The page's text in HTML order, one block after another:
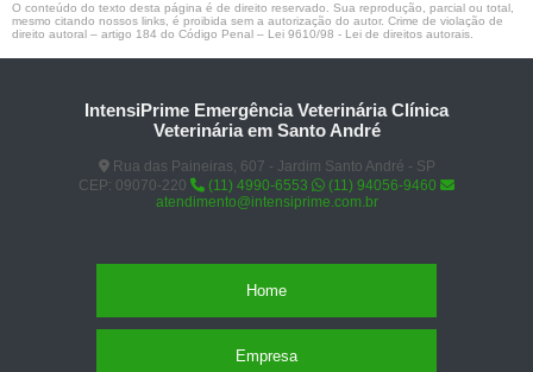
O conteúdo do texto desta página é de direito reservado. Sua reprodução, parcial ou total,
mesmo citando nossos links, é proibida sem a autorização do autor. Crime de violação de
direito autoral – artigo 184 do Código Penal – Lei 9610/98 - Lei de direitos autorais
IntensiPrime Emergência Veterinária Clínica
Veterinária em Santo André
Rua das Paineiras, 607 - Jardim Santo André - SP
CEP: 09070-220
(11) 4990-6553
(11) 94056-9460
atendimento@intensiprime.com.br
Home
Empresa